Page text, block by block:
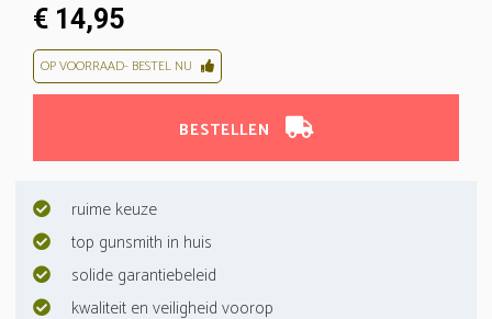
€ 14,95
OP VOORRAAD- BESTEL NU
BESTELLEN
ruime keuze
top gunsmith in huis
solide garantiebeleid
kwaliteit en veiligheid voorop